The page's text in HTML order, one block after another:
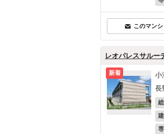
このマン
レオパレスサルー
新着
小
長